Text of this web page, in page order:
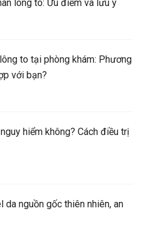
lông to: Ưu điểm và lưu ý
to tại phòng khám: Phương
với bạn?
hiểm không? Cách điều trị
da nguồn gốc thiên nhiên, an